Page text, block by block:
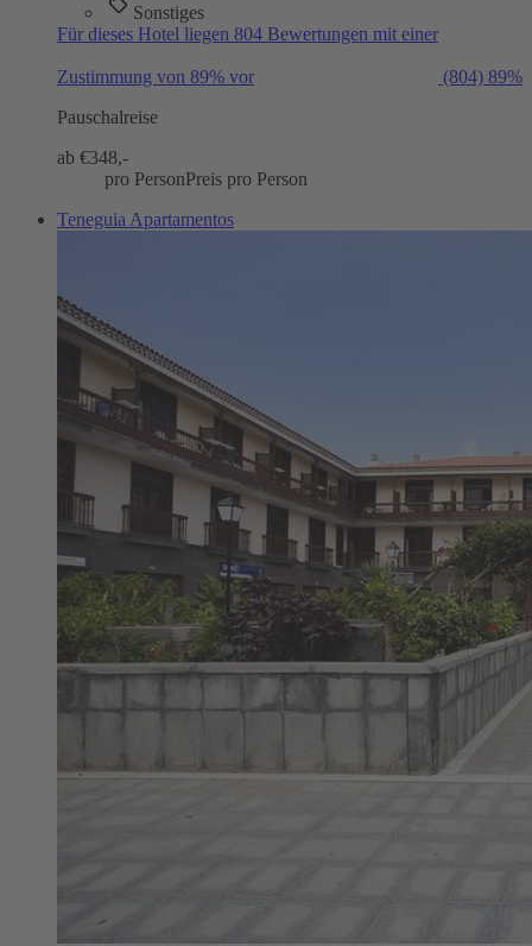
Sonstiges
Für dieses Hotel liegen 804 Bewertungen mit einer
Zustimmung von 89% vor (804) 89%
Pauschalreise
ab €348,-
pro PersonPreis pro Person
Teneguia Apartamentos